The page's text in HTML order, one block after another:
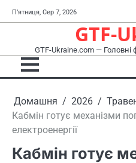
до
П’ятниця, Сер 7, 2026
GTF-
GTF-Ukraine.com —
Домашня 2026
Кабмін готує механізми
електроенергії
Кабмін готує